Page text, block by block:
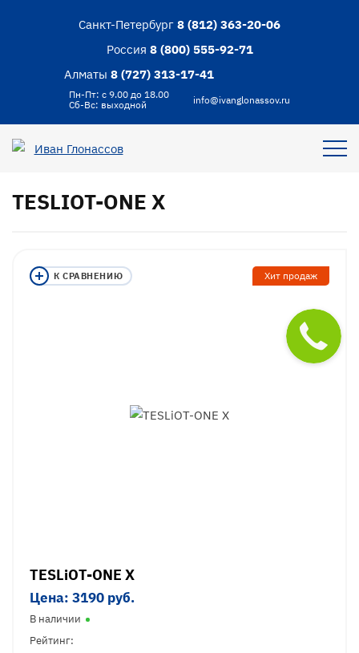
Санкт-Петербург 8 (812) 363-20-06
Россия 8 (800) 555-92-71
Алматы 8 (727) 313-17-41
Пн-Пт: с 9.00 до 18.00
Сб-Вс: выходной
info@ivanglonassov.ru
TESLIOT-ONE X
Хит продаж
TESLiOT-ONE X
Цена: 3190 руб.
В наличии
Рейтинг: